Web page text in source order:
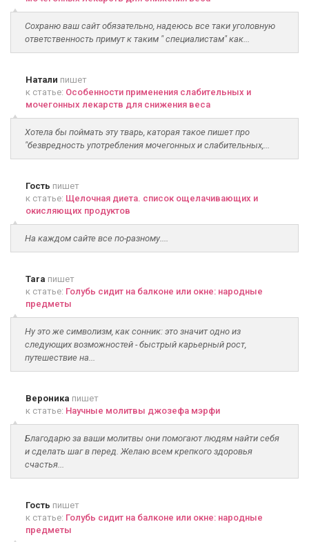
Сохраню ваш сайт обязательно, надеюсь все таки уголовную
ответственность примут к таким " специалистам" как...
Натали пишет
к статье: Особенности применения слабительных и
мочегонных лекарств для снижения веса
Хотела бы поймать эту тварь, каторая такое пишет про
"безвредность употребления мочегонных и слабительных,...
Гость пишет
к статье: Щелочная диета. список ощелачивающих и
окисляющих продуктов
На каждом сайте все по-разному....
Tara пишет
к статье: Голубь сидит на балконе или окне: народные
предметы
Ну это же символизм, как сонник: это значит одно из
следующих возможностей - быстрый карьерный рост,
путешествие на...
Вероника пишет
к статье: Научные молитвы джозефа мэрфи
Благодарю за ваши молитвы они помогают людям найти себя
и сделать шаг в перед. Желаю всем крепкого здоровья
счастья...
Гость пишет
к статье: Голубь сидит на балконе или окне: народные
предметы